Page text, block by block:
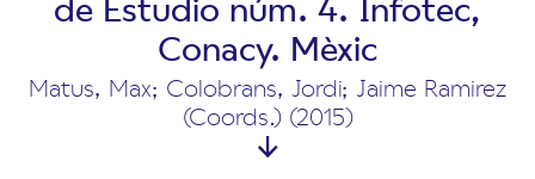
Conacy. Mèxic
Matus, Max; Colobrans, Jordi; Jaime Ramirez
(Coords.) (2015)